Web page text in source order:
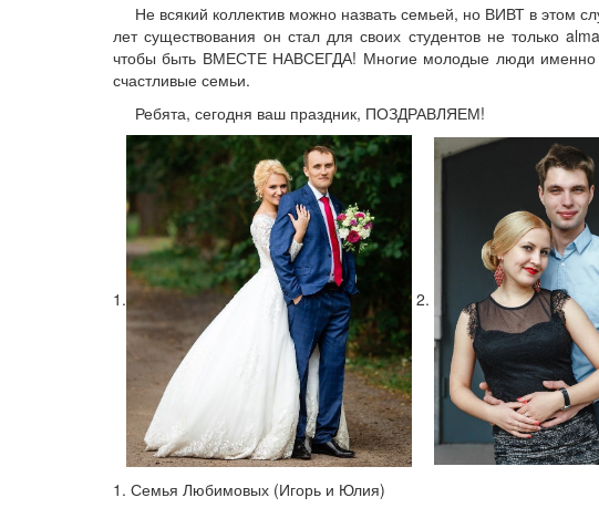
Не всякий коллектив можно назвать семьей, но ВИВТ в этом
лет существования он стал для своих студентов не только
чтобы быть ВМЕСТЕ НАВСЕГДА! Многие молодые люди именно
счастливые семьи.
Ребята, сегодня ваш праздник, ПОЗДРАВЛЯЕМ!
1. 2.
1. Семья Любимовых (Игорь и Юлия)